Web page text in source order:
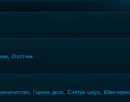
Охотник
Горное дело Снятие шкур